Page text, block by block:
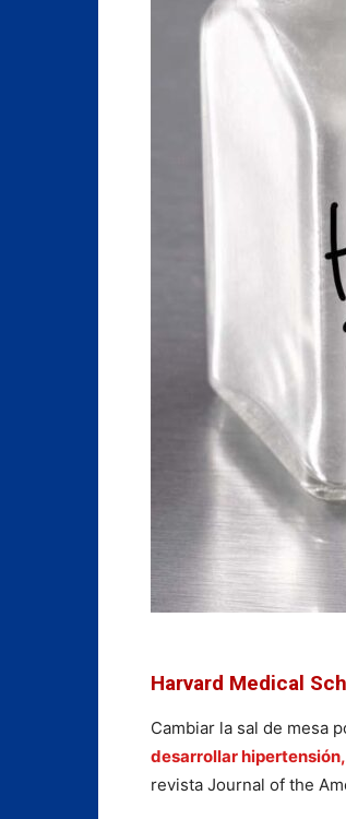
Harvard Medical
Cambiar la sal de mesa
desarrollar hipertensión,
revista Journal of the